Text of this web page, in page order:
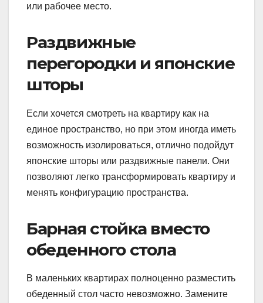
или рабочее место.
Раздвижные
перегородки и японские
шторы
Если хочется смотреть на квартиру как на
единое пространство, но при этом иногда иметь
возможность изолироваться, отлично подойдут
японские шторы или раздвижные панели. Они
позволяют легко трансформировать квартиру и
менять конфигурацию пространства.
Барная стойка вместо
обеденного стола
В маленьких квартирах полноценно разместить
обеденный стол часто невозможно. Замените